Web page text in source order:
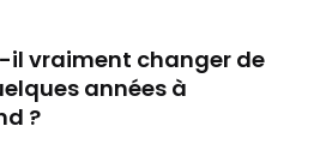
il vraiment changer de
années à
?